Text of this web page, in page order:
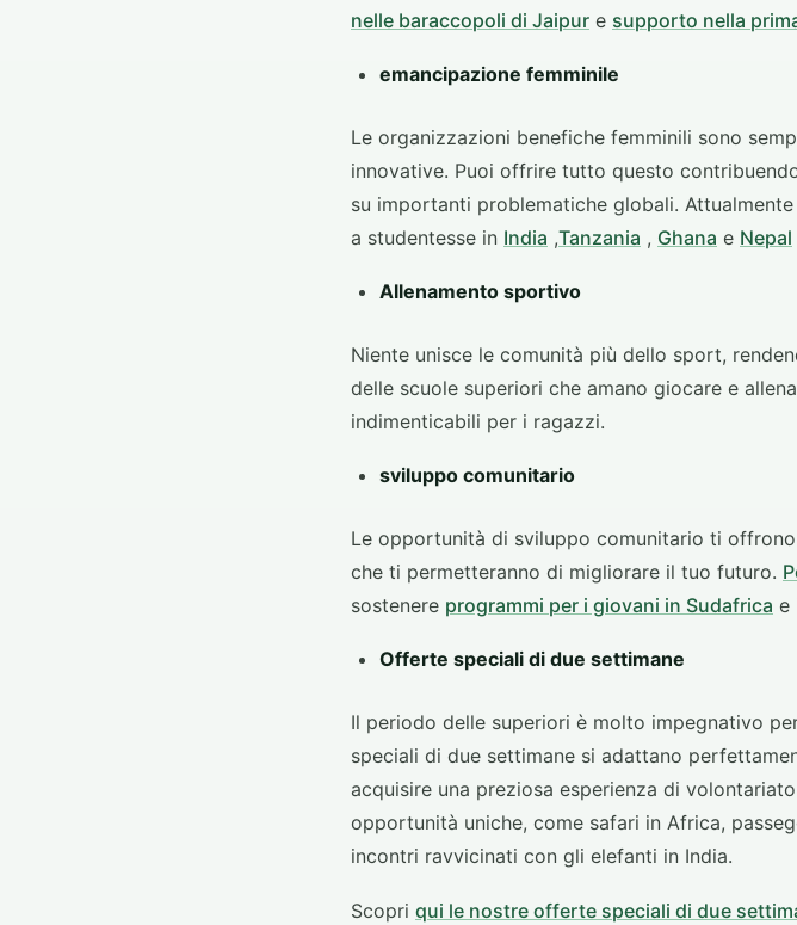
nelle baraccopoli di Jaipur e supporto nella
emancipazione femminile
Le organizzazioni benefiche femminili sono
innovative. Puoi offrire tutto questo
su importanti problematiche globali.
a studentesse in India ,Tanzania , Ghana e Nepal
Allenamento sportivo
Niente unisce le comunità più dello sport,
delle scuole superiori che amano giocare e
indimenticabili per i ragazzi.
sviluppo comunitario
Le opportunità di sviluppo comunitario ti
che ti permetteranno di migliorare il tuo futuro.
sostenere programmi per i giovani in Sudafrica e
Offerte speciali di due settimane
Il periodo delle superiori è molto impegnativo
speciali di due settimane si adattano
acquisire una preziosa esperienza di
opportunità uniche, come safari in Africa,
incontri ravvicinati con gli elefanti in India.
Scopri qui le nostre offerte speciali di due